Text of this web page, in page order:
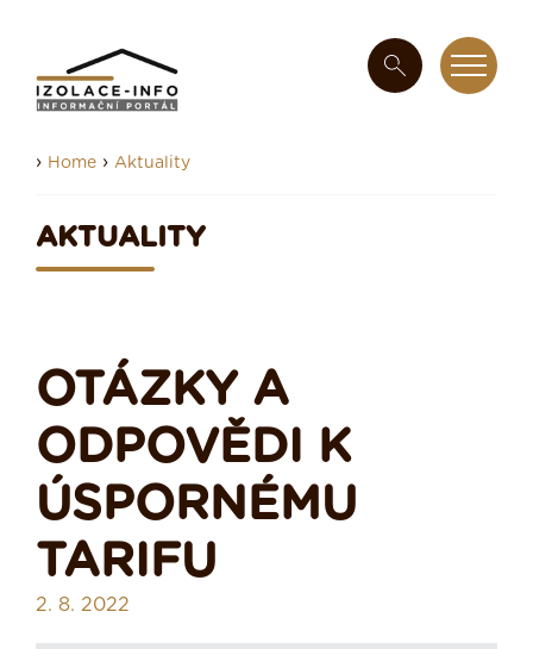
› Home › Aktuality
AKTUALITY
OTÁZKY A
ODPOVĚDI K
ÚSPORNÉMU
TARIFU
2. 8. 2022